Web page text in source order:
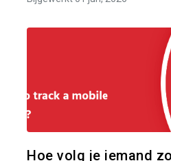
Hoe volg je iemand